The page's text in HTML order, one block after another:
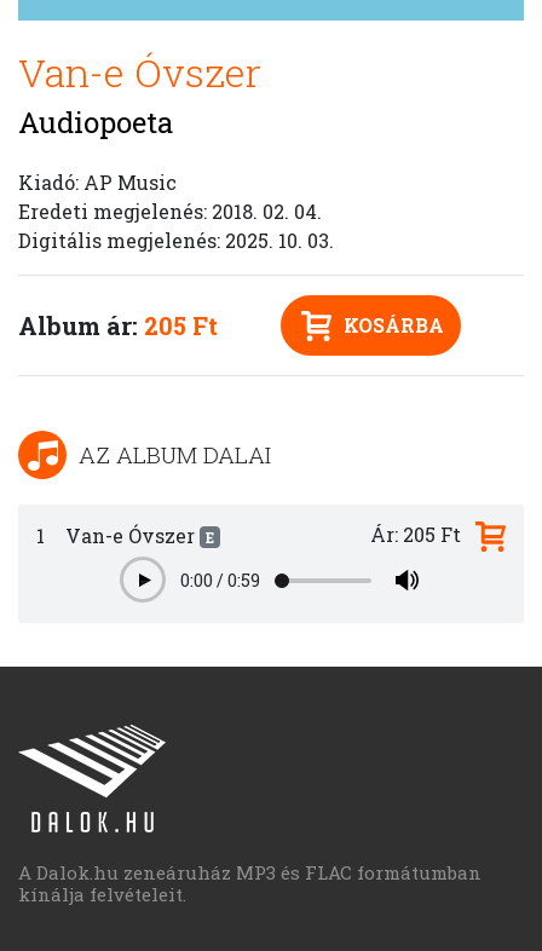
Van-e Óvszer
Audiopoeta
Kiadó: AP Music
Eredeti megjelenés: 2018. 02. 04.
Digitális megjelenés: 2025. 10. 03.
Album ár: 205 Ft KOSÁRBA
AZ ALBUM DALAI
1 Van-e Óvszer E
Play0:00 /0:59
Ár: 205 Ft
A Dalok.hu zeneáruház MP3 és FLAC formátumban
kínálja felvételeit.